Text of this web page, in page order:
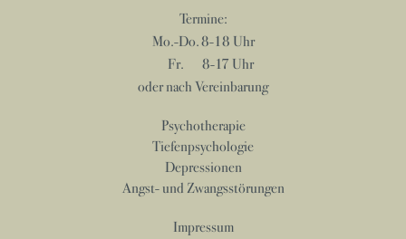
Termine:
Mo.-Do.8-18 Uhr
Fr.
8-17 Uhr
oder nach Vereinbarung
Psychotherapie
Tiefenpsychologie
Depressionen
Angst- und Zwangsstörungen
Impressum